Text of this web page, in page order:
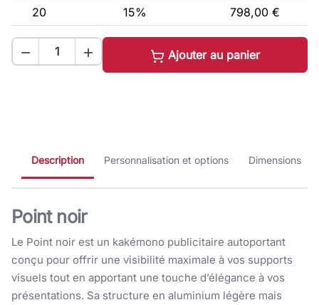
20
15% 798,00 €
  Ajouter au panier
Description Personnalisation et options Dimensions
Point noir
Le Point noir est un kakémono publicitaire autoportant
conçu pour offrir une visibilité maximale à vos supports
visuels tout en apportant une touche d’élégance à vos
présentations. Sa structure en aluminium légère mais